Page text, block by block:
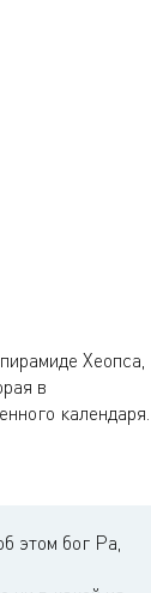
Хеопса,
в
календаря.
этом бог Ра,